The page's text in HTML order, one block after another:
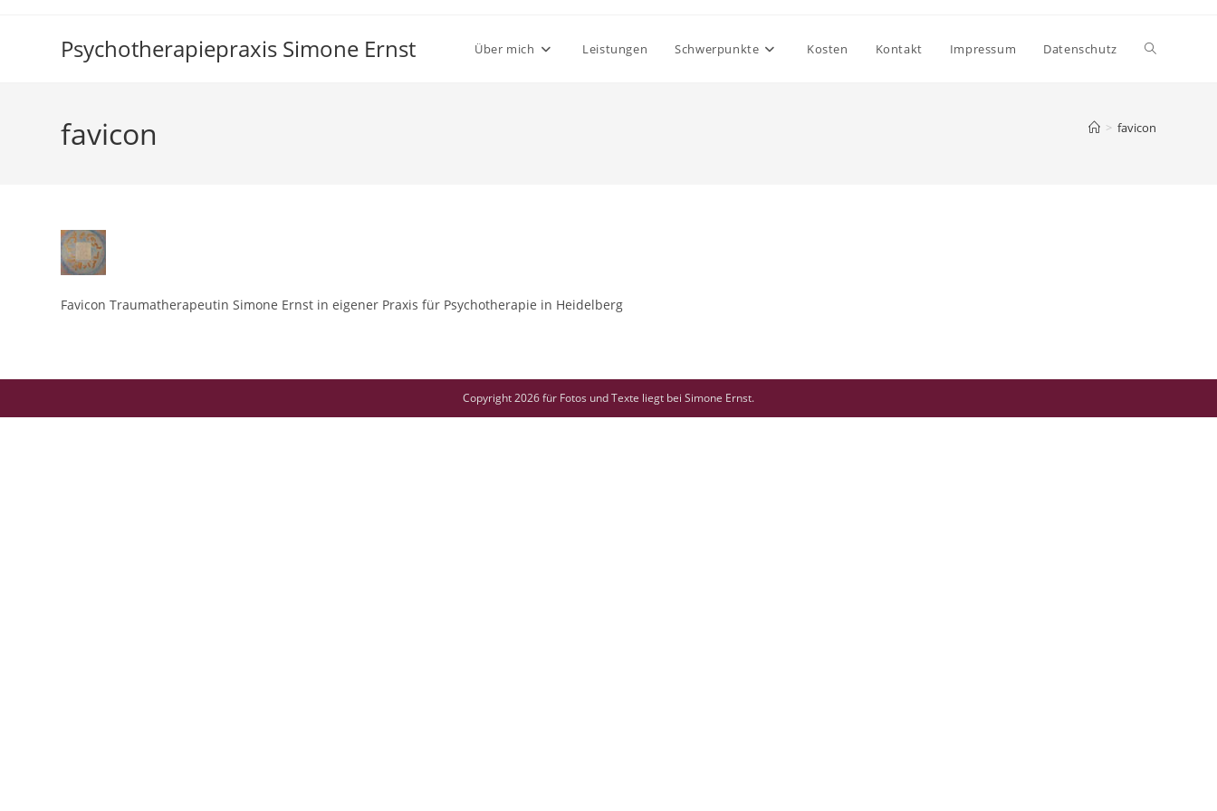
Psychotherapiepraxis Simone Ernst Über mich Leistungen Schwerpunkte Kosten Kontakt Impressum Datenschutz Website-
favicon > favicon
Favicon Traumatherapeutin Simone Ernst in eigener Praxis für Psychotherapie in Heidelberg
Copyright 2026 für Fotos und Texte liegt bei Simone Ernst.